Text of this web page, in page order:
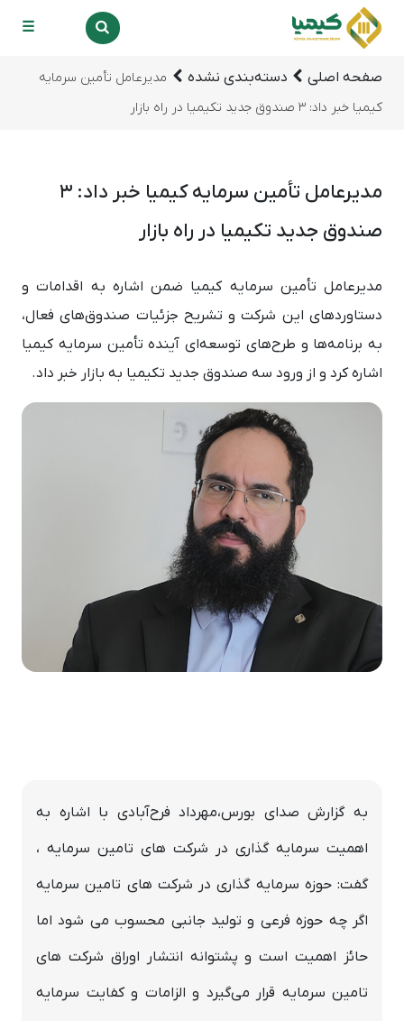
☰
صفحه اصلی دسته‌بندی نشده
مدیرعامل تأمین سرمایه
کیمیا خبر داد: ۳ صندوق جدید تکیمیا در راه بازار
مدیرعامل تأمین سرمایه کیمیا خبر داد: ۳
صندوق جدید تکیمیا در راه بازار
مدیرعامل تأمین سرمایه کیمیا ضمن اشاره به اقدامات و
دستاوردهای این شرکت و تشریح جزئیات صندوق‌های فعال،
به برنامه‌ها و طرح‌های توسعه‌ای آینده تأمین سرمایه کیمیا
اشاره کرد و از ورود سه صندوق جدید تکیمیا به بازار خبر داد.
به گزارش صدای بورس،مهرداد فرح‌آبادی با اشاره به
اهمیت سرمایه گذاری در شرکت های تامین سرمایه ،
گفت: حوزه سرمایه گذاری در شرکت های تامین سرمایه
اگر چه حوزه فرعی و تولید جانبی محسوب می شود اما
حائز اهمیت است و پشتوانه انتشار اوراق شرکت های
تامین سرمایه قرار می‌گیرد و الزامات و کفایت سرمایه